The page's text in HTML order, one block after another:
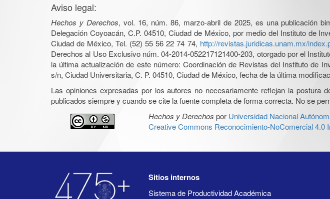
Aviso legal:
Hechos y Derechos, vol. 16, núm. 86, marzo-abril de 2025, es una publicación
Delegación Coyoacán, C.P. 04510, Ciudad de México, por medio del Instituto de
Ciudad de México, Tel. (52) 55 56 22 74 74, http://revistas.juridicas.unam.mx/
Derechos al Uso Exclusivo núm. 04-2014-052217121400-203, otorgado por el
la última actualización de este número: Coordinación de Revistas del Instituto de
s/n, Ciudad Universitaria, C. P. 04510, Ciudad de México, fecha de la última
Las opiniones expresadas por los autores no necesariamente reflejan la
publicados siempre y cuando se cite la fuente completa de forma correcta. No se
Hechos y Derechos por Universidad Nacional
Creative Commons Reconocimiento-NoComercial 4.0
Sitios internos
Sistema de Productividad Académica